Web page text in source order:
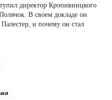
директор Кропивницкого
В своем докладе он
и почему он стал